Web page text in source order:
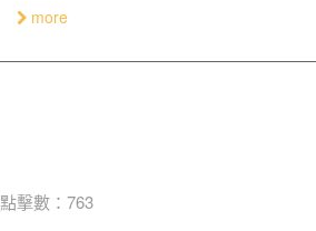
more
點擊數：763